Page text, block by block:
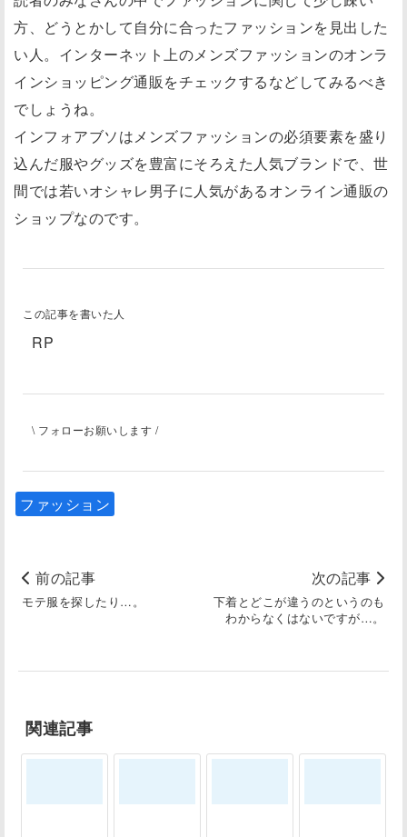
方、どうとかして自分に合ったファッションを見出した
い人。インターネット上のメンズファッションのオンラ
インショッピング通販をチェックするなどしてみるべき
でしょうね。
インフォアブソはメンズファッションの必須要素を盛り
込んだ服やグッズを豊富にそろえた人気ブランドで、世
間では若いオシャレ男子に人気があるオンライン通販の
ショップなのです。
この記事を書いた人
RP
\ フォローお願いします /
ファッション
前の記事
モテ服を探したり…。
次の記事
下着とどこが違うのというのも
わからなくはないですが…。
関連記事